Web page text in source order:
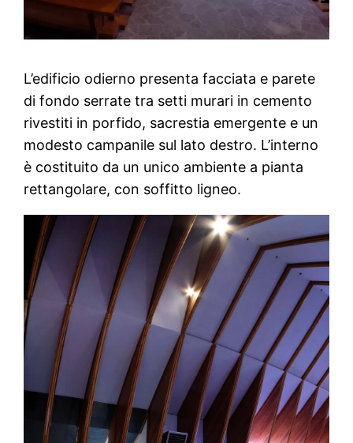
L’edificio odierno presenta facciata e parete
di fondo serrate tra setti murari in cemento
rivestiti in porfido, sacrestia emergente e un
modesto campanile sul lato destro. L’interno
è costituito da un unico ambiente a pianta
rettangolare, con soffitto ligneo.